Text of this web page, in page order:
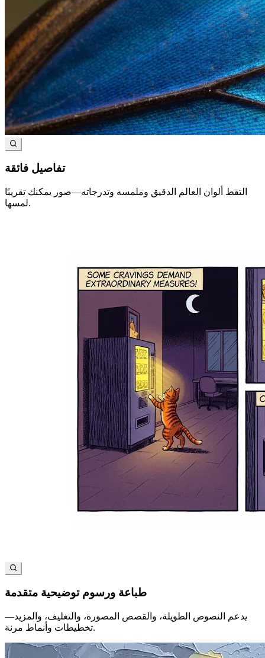
تفاصيل فائقة
التقط ألوان العالم الدقيق وملمسه وتدرجاته—صور يمكنك تقريبًا
لمسها.
طباعة ورسوم توضيحية متقدمة
يدعم النصوص الطويلة، والقصص المصورة، والتغليف، والمزيد—
تخطيطات وأنماط مرنة.